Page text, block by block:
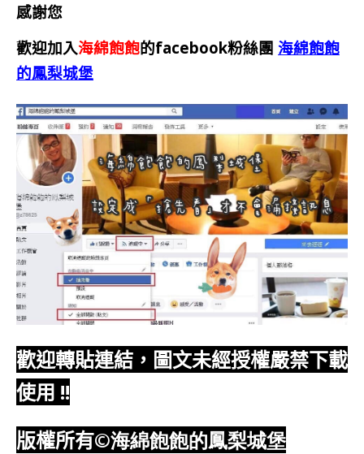
感謝您
歡迎加入海綿飽飽的facebook粉絲團 海綿飽飽
的鳳梨城堡
歡迎轉貼連結，圖文未經授權嚴禁下載
使用 !!
版權所有©海綿飽飽的鳳梨城堡